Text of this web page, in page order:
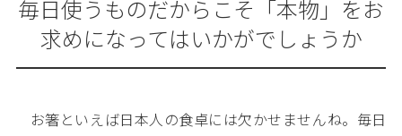
毎日使うものだからこそ「本物」をお
求めになってはいかがでしょうか
お箸といえば日本人の食卓には欠かせませんね。毎日